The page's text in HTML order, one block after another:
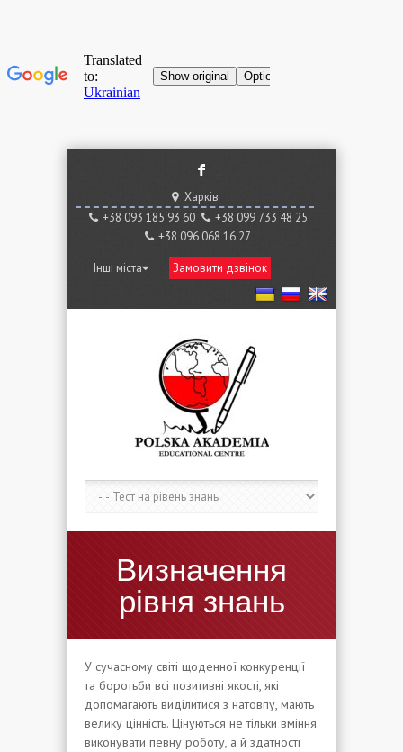
F
Харків
+38 ‎093 185 93 60
+38 ‎099 733 48 25
+38 096 068 16 27
Інші міста Замовити дзвінок
Визначення
рівня знань
У сучасному світі щоденної конкуренції
та боротьби всі позитивні якості, які
допомагають виділитися з натовпу, мають
велику цінність. Цінуються не тільки вміння
виконувати певну роботу, а й здатності